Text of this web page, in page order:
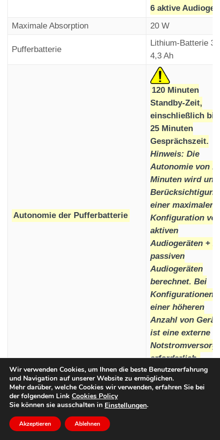
Die grüne Anzeige „Verbindung hergestellt“
leuchtet am Audiogerät auf.
bleibt die Anzeige „Alarm gesendet“ leuchten,
während die Anzeige „Kommunikation hergestellt“
erlischt (gemäß den Anforderungen der Norm
EN81-28).
Nach einem erfolgreichen automatischen Anruf
erlöschen sie.
6 aktive
Maximale Absorption
20 W
Pufferbatterie
Lithium-Batterie
4,3 Ah
Autonomie der Pufferbatterie
120 Minuten
Standby-Zeit,
einschließlich bis
25 Minuten
Gesprächszeit.
Hinweis: Die
Autonomie von
Minuten wird
Berücksichtigung
einer maximalen
Konfiguration
aktiven
Audiogeräten + 2
passiven
Audiogeräten
berechnet. Bei
Konfigurationen
einer höheren
Anzahl von
ist eine externe
erforderlich.
Digitaler BUS
2
Gesamtleistung, die von den
beiden BUS geliefert wird
Betriebstemperatur
Wir verwenden Cookies, um Ihnen die beste Benutzererfahrung
und Navigation auf unserer Website zu ermöglichen.
Mehr darüber, welche Cookies wir verwenden, erfahren Sie bei
der folgendem Link Cookies Policy
Sie können sie ausschalten in Einstellungen.
Akzeptieren Ablehnen